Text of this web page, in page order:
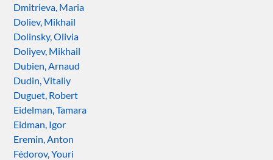
Dmitrieva, Maria
Doliev, Mikhail
Dolinsky, Olivia
Doliyev, Mikhail
Dubien, Arnaud
Dudin, Vitaliy
Duguet, Robert
Eidelman, Tamara
Eidman, Igor
Eremin, Anton
Fédorov, Youri